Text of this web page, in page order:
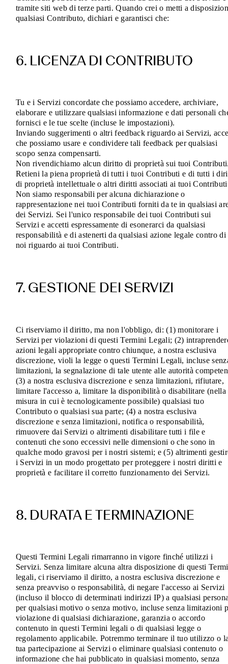
tramite siti web di terze parti. Quando crei o metti a
qualsiasi Contributo, dichiari e garantisci che:
6. LICENZA DI CONTRIBUTO
Tu e i Servizi concordate che possiamo accedere, archiviare,
elaborare e utilizzare qualsiasi informazione e dati personali
fornisci e le tue scelte (incluse le impostazioni).
Inviando suggerimenti o altri feedback riguardo ai Servizi,
che possiamo usare e condividere tali feedback per qualsiasi
scopo senza compensarti.
Non rivendichiamo alcun diritto di proprietà sui tuoi
Retieni la piena proprietà di tutti i tuoi Contributi e di tutti i
di proprietà intellettuale o altri diritti associati ai tuoi
Non siamo responsabili per alcuna dichiarazione o
rappresentazione nei tuoi Contributi forniti da te in qualsiasi
dei Servizi. Sei l'unico responsabile dei tuoi Contributi sui
Servizi e accetti espressamente di esonerarci da qualsiasi
responsabilità e di astenerti da qualsiasi azione legale contro di
noi riguardo ai tuoi Contributi.
7. GESTIONE DEI SERVIZI
Ci riserviamo il diritto, ma non l'obbligo, di: (1) monitorare i
Servizi per violazioni di questi Termini Legali; (2)
azioni legali appropriate contro chiunque, a nostra esclusiva
discrezione, violi la legge o questi Termini Legali, incluse
limitazioni, la segnalazione di tale utente alle autorità
(3) a nostra esclusiva discrezione e senza limitazioni, rifiutare,
limitare l'accesso a, limitare la disponibilità o disabilitare (nella
misura in cui è tecnologicamente possibile) qualsiasi tuo
Contributo o qualsiasi sua parte; (4) a nostra esclusiva
discrezione e senza limitazioni, notifica o responsabilità,
rimuovere dai Servizi o altrimenti disabilitare tutti i file e
contenuti che sono eccessivi nelle dimensioni o che sono in
qualche modo gravosi per i nostri sistemi; e (5) altrimenti
i Servizi in un modo progettato per proteggere i nostri diritti e
proprietà e facilitare il corretto funzionamento dei Servizi.
8. DURATA E TERMINAZIONE
Questi Termini Legali rimarranno in vigore finché utilizzi i
Servizi. Senza limitare alcuna altra disposizione di questi
legali, ci riserviamo il diritto, a nostra esclusiva discrezione e
senza preavviso o responsabilità, di negare l'accesso ai Servizi
(incluso il blocco di determinati indirizzi IP) a qualsiasi
per qualsiasi motivo o senza motivo, incluse senza limitazioni
violazione di qualsiasi dichiarazione, garanzia o accordo
contenuto in questi Termini legali o di qualsiasi legge o
regolamento applicabile. Potremmo terminare il tuo utilizzo o
tua partecipazione ai Servizi o eliminare qualsiasi contenuto o
informazione che hai pubblicato in qualsiasi momento, senza